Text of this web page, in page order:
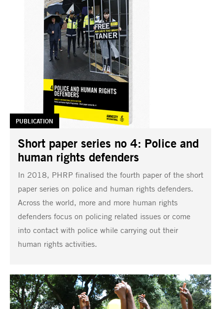
Short paper series no 4: Police and
human rights defenders
TAG:
PUBLICATION
In 2018, PHRP finalised the fourth paper of the short
paper series on police and human rights defenders.
Across the world, more and more human rights
defenders focus on policing related issues or come
into contact with police while carrying out their
human rights activities.